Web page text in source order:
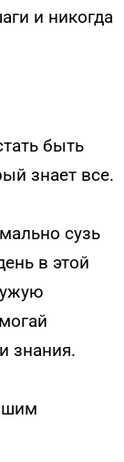
и никогда
быть
знает все.
сузь
в этой
знания.